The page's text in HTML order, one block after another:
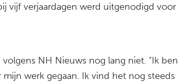
vijf verjaardagen werd uitgenodigd voor
NH Nieuws nog lang niet. “Ik ben
werk gegaan. Ik vind het nog steeds